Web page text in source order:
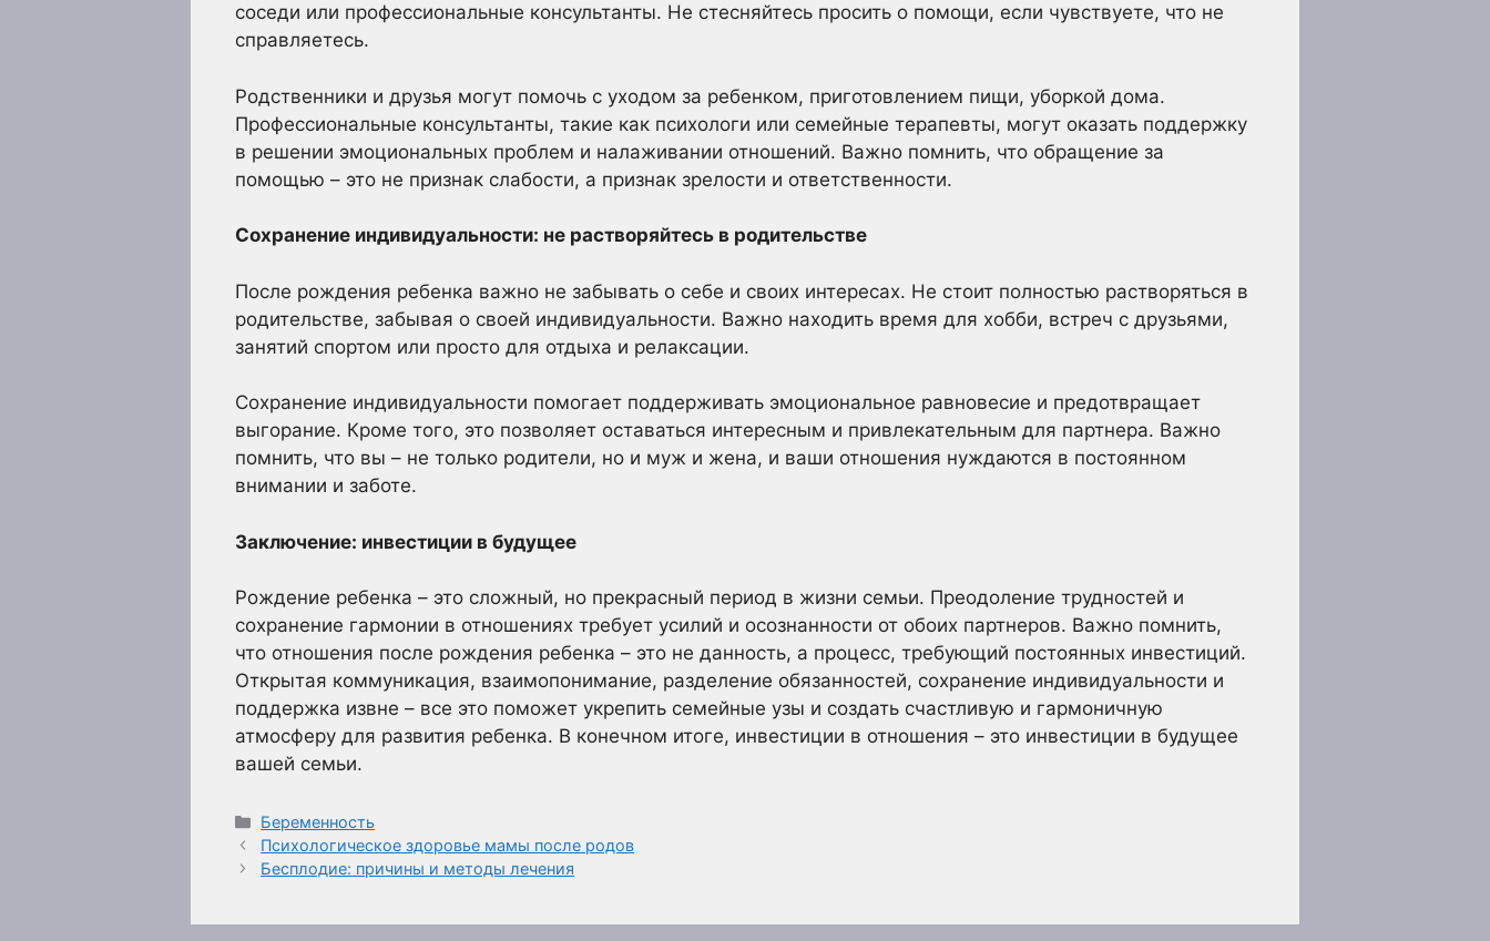
соседи или профессиональные консультанты. Не стесняйтесь просить о помощи, если чувствуете, что не
справляетесь.
Родственники и друзья могут помочь с уходом за ребенком, приготовлением пищи, уборкой дома.
Профессиональные консультанты, такие как психологи или семейные терапевты, могут оказать поддержку
в решении эмоциональных проблем и налаживании отношений. Важно помнить, что обращение за
помощью – это не признак слабости, а признак зрелости и ответственности.
Сохранение индивидуальности: не растворяйтесь в родительстве
После рождения ребенка важно не забывать о себе и своих интересах. Не стоит полностью растворяться в
родительстве, забывая о своей индивидуальности. Важно находить время для хобби, встреч с друзьями,
занятий спортом или просто для отдыха и релаксации.
Сохранение индивидуальности помогает поддерживать эмоциональное равновесие и предотвращает
выгорание. Кроме того, это позволяет оставаться интересным и привлекательным для партнера. Важно
помнить, что вы – не только родители, но и муж и жена, и ваши отношения нуждаются в постоянном
внимании и заботе.
Заключение: инвестиции в будущее
Рождение ребенка – это сложный, но прекрасный период в жизни семьи. Преодоление трудностей и
сохранение гармонии в отношениях требует усилий и осознанности от обоих партнеров. Важно помнить,
что отношения после рождения ребенка – это не данность, а процесс, требующий постоянных инвестиций.
Открытая коммуникация, взаимопонимание, разделение обязанностей, сохранение индивидуальности и
поддержка извне – все это поможет укрепить семейные узы и создать счастливую и гармоничную
атмосферу для развития ребенка. В конечном итоге, инвестиции в отношения – это инвестиции в будущее
вашей семьи.
Рубрики
Беременность
Психологическое здоровье мамы после родов
Бесплодие: причины и методы лечения